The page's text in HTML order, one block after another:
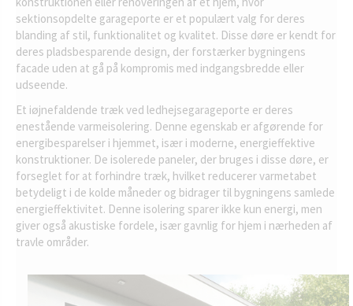
sektionsopdelte garageporte er et populært valg for deres
blanding af stil, funktionalitet og kvalitet. Disse døre er kendt for
deres pladsbesparende design, der forstærker bygningens
facade uden at gå på kompromis med indgangsbredde eller
udseende.
Et iøjnefaldende træk ved ledhejsegarageporte er deres
enestående varmeisolering. Denne egenskab er afgørende for
energibesparelser i hjemmet, især i moderne, energieffektive
konstruktioner. De isolerede paneler, der bruges i disse døre, er
forseglet for at forhindre træk, hvilket reducerer varmetabet
betydeligt i de kolde måneder og bidrager til bygningens samlede
energieffektivitet. Denne isolering sparer ikke kun energi, men
giver også akustiske fordele, især gavnlig for hjem i nærheden af
travle områder.